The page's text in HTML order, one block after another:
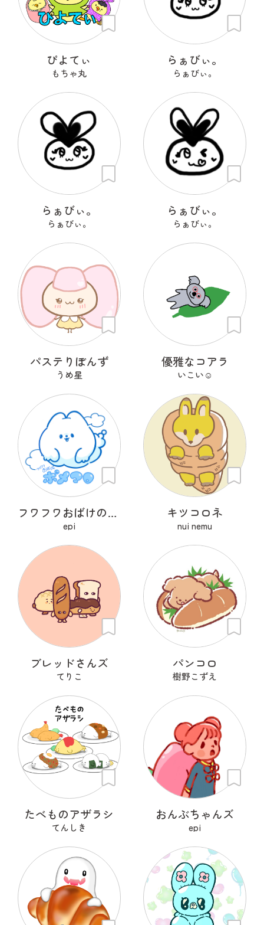
ぴよてぃ
もちゃ丸
らぁびぃ。
らぁびぃ。
らぁびぃ。
らぁびぃ。
らぁびぃ。
らぁびぃ。
パステりぼんず
うめ星
優雅なコアラ
いこい☺︎
フワフワおばけのポメマロ
epi
キツコロネ
nui nemu
ブレッドさんズ
てりこ
パンコロ
樹野こずえ
たべものアザラシ
てんしき
おんぶちゃんズ
epi